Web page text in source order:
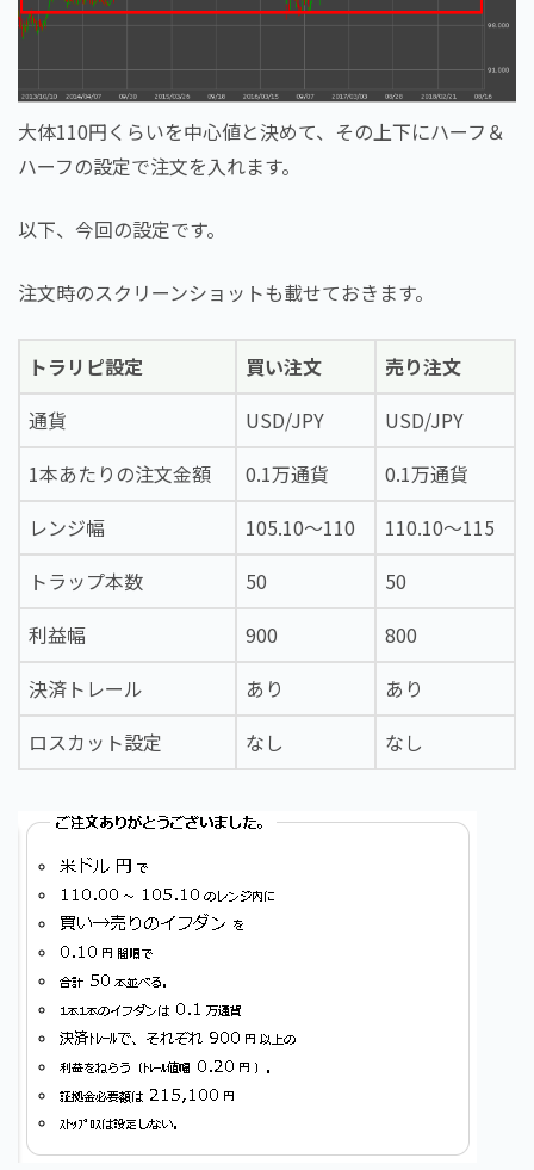
大体110円くらいを中心値と決めて、その上下にハーフ＆
ハーフの設定で注文を入れます。
以下、今回の設定です。
注文時のスクリーンショットも載せておきます。
トラリピ設定 買い注文
売り注文
通貨
USD/JPY
USD/JPY
1本あたりの注文金額
0.1万通貨
0.1万通貨
レンジ幅
105.10～110
110.10～115
トラップ本数
50
50
利益幅
900
800
決済トレール
あり
あり
ロスカット設定
なし なし